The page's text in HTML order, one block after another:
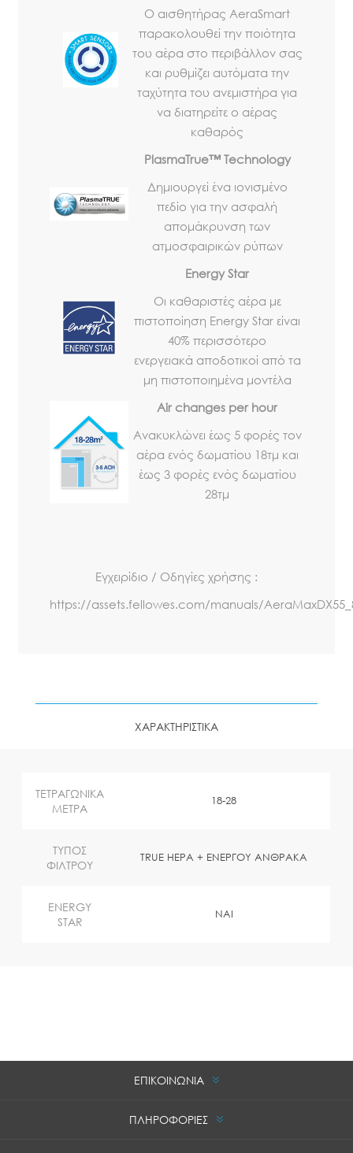
Ο αισθητήρας AeraSmart
παρακολουθεί την ποιότητα
του αέρα στο περιβάλλον σας
και ρυθμίζει αυτόματα την
ταχύτητα του ανεμιστήρα για
να διατηρείτε ο αέρας
καθαρός
PlasmaTrue™ Technology
Δημιουργεί ένα ιονισμένο
πεδίο για την ασφαλή
απομάκρυνση των
ατμοσφαιρικών ρύπων
Energy Star
Οι καθαριστές αέρα με
πιστοποίηση Energy Star είναι
40% περισσότερο
ενεργειακά αποδοτικοί από τα
μη πιστοποιημένα μοντέλα
Air changes per hour
Ανακυκλώνει έως 5 φορές τον
αέρα ενός δωματίου 18τμ και
έως 3 φορές ενός δωματίου
28τμ
Εγχειρίδιο / Οδηγίες χρήσης :
https://assets.fellowes.com/manuals/
ΧΑΡΑΚΤΗΡΙΣΤΙΚΑ
ΤΕΤΡΑΓΩΝΙΚΑ
ΜΕΤΡΑ
18-28
ΤΥΠΟΣ
ΦΙΛΤΡΟΥ
TRUE HEPA + ΕΝΕΡΓΟΥ ΑΝΘΡΑΚΑ
ENERGY
STAR
NAI
ΕΠΙΚΟΙΝΩΝΙΑ
ΠΛΗΡΟΦΟΡΙΕΣ